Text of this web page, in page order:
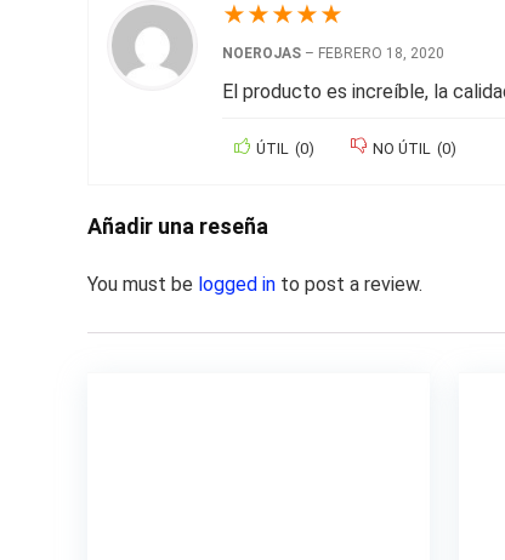
★★★★★
NOEROJAS – FEBRERO 18, 2020
El producto es increíble, la
ÚTIL (0) NO ÚTIL (0)
Añadir una reseña
You must be logged in to post a review.